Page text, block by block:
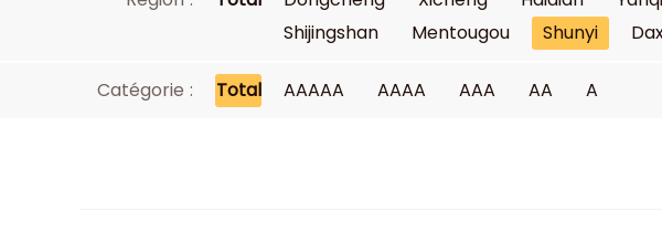
Shijingshan
Mentougou Shunyi
Catégorie : Total AAAAA AAAA AAA AA A